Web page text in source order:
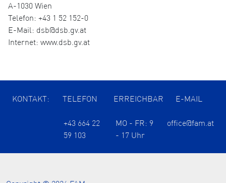
A-1030 Wien
Telefon: +43 1 52 152-0
E-Mail: dsb@dsb.gv.at
Internet: www.dsb.gv.at
KONTAKT: TELEFON ERREICHBAR E-MAIL
+43 664 22
59 103
MO - FR: 9
- 17 Uhr
office@fam.at